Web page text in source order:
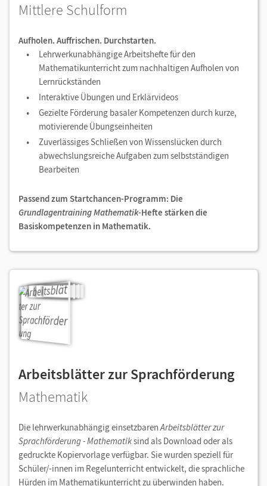
Mittlere Schulform
Aufholen. Auffrischen. Durchstarten.
Lehrwerkunabhängige Arbeitshefte für den
Mathematikunterricht zum nachhaltigen Aufholen von
Lernrückständen
Interaktive Übungen und Erklärvideos
Gezielte Förderung basaler Kompetenzen durch kurze,
motivierende Übungseinheiten
Zuverlässiges Schließen von Wissenslücken durch
abwechslungsreiche Aufgaben zum selbstständigen
Bearbeiten
Passend zum Startchancen-Programm: Die
Grundlagentraining Mathematik-Hefte stärken die
Basiskompetenzen in Mathematik.
Arbeitsblätter zur Sprachförderung
Mathematik
Die lehrwerkunabhängig einsetzbarenArbeitsblätter zur
Sprachförderung - Mathematiksind als Download oder als
gedruckte Kopiervorlage verfügbar. Sie wurden speziell für
Schüler/-innen im Regelunterricht entwickelt, die sprachliche
Hürden im Mathematikunterricht zu überwinden haben.